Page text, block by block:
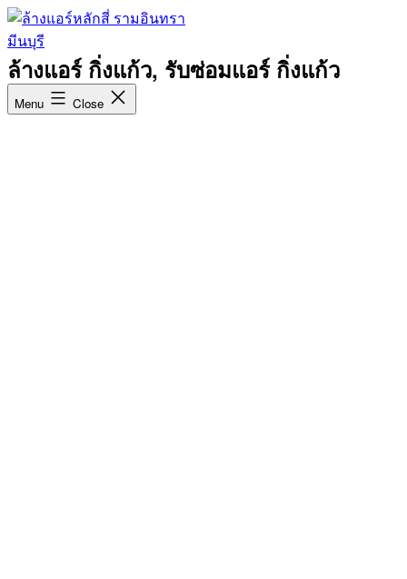
Menu Close
ล้างแอร์ กิ่งแก้ว, รับซ่อมแอร์ กิ่งแก้ว